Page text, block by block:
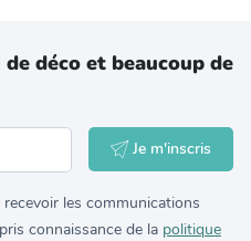
déco et beaucoup de
Je m'inscris
recevoir les communications
connaissance de la politique